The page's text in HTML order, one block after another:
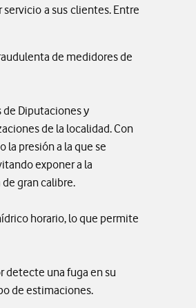
a sus clientes. Entre
de medidores de
de Diputaciones y
de la localidad. Con
presión a la que se
exponer a la
gran calibre.
horario, lo que permite
detecte una fuga en su
de estimaciones.